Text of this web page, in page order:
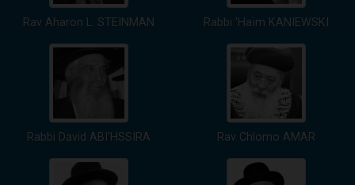
Rav Aharon L. STEINMAN Rabbi 'Haïm KANIEWSKI
Rabbi David ABI'HSSIRA Rav Chlomo AMAR